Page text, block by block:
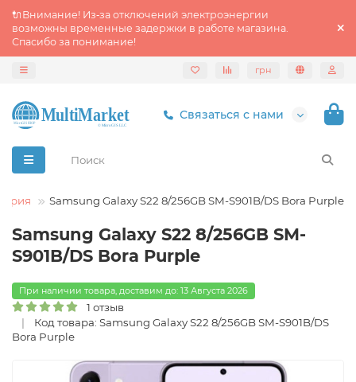
🔌Внимание! Из‑за отключений электроэнергии
возможны временные задержки в работе магазина.
Спасибо за понимание!
грн
Связаться с нами
Samsung Galaxy S22 8/256GB SM-S901B/DS Bora Purple
Samsung Galaxy S22 8/256GB SM-
S901B/DS Bora Purple
При наличии товара, доставим до: 13 Августа 2026
1 отзыв
Код товара: Samsung Galaxy S22 8/256GB SM-S901B/DS
Bora Purple